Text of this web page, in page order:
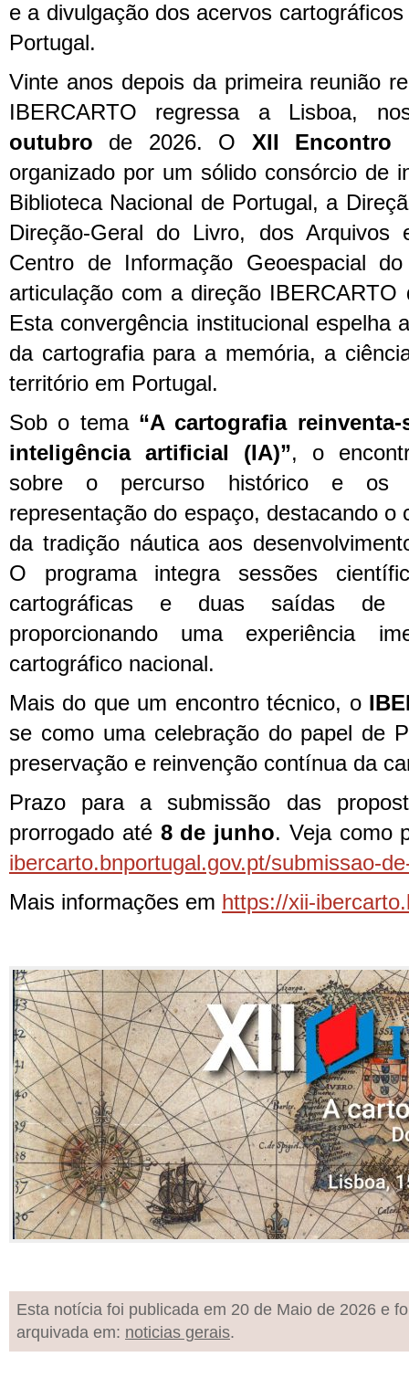
e a divulgação dos acervos
Portugal.
Vinte anos depois da primeira reunião
IBERCARTO regressa a Lisboa,
outubro de 2026. O XII Encontro
organizado por um sólido consórcio de
Biblioteca Nacional de Portugal, a
Direção-Geral do Livro, dos
Centro de Informação Geoespacial
articulação com a direção IBERCARTO
Esta convergência institucional espelha
da cartografia para a memória, a
território em Portugal.
Sob o tema “A cartografia
inteligência artificial (IA)”, o
sobre o percurso histórico e os
representação do espaço, destacando
da tradição náutica aos
O programa integra sessões
cartográficas e duas saídas de
proporcionando uma experiência
cartográfico nacional.
Mais do que um encontro técnico, o
se como uma celebração do papel de
preservação e reinvenção contínua da
Prazo para a submissão das
prorrogado até 8 de junho. Veja como
ibercarto.bnportugal.gov.pt/submissao-
Mais informações em https://xii-
Esta notícia foi publicada em 20 de Maio de 2026 e
arquivada em: noticias gerais.